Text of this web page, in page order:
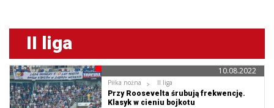
II liga
Piłka nożna
II liga
Przy Roosevelta śrubują frekwencję.
Klasyk w cieniu bojkotu
10.08.2022